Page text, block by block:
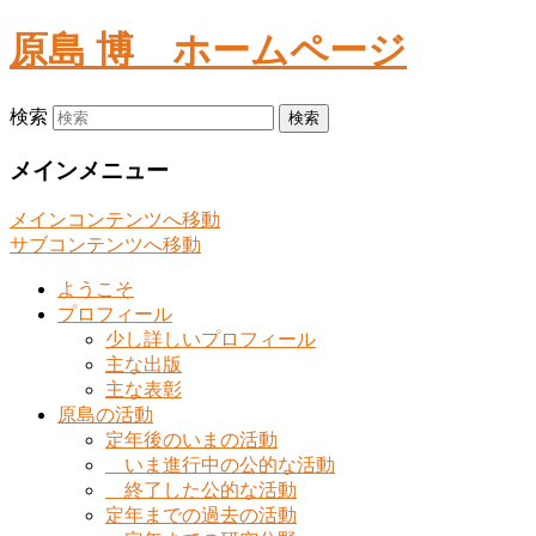
原島 博 ホームページ
検索
メインメニュー
メインコンテンツへ移動
サブコンテンツへ移動
ようこそ
プロフィール
少し詳しいプロフィール
主な出版
主な表彰
原島の活動
定年後のいまの活動
いま進行中の公的な活動
終了した公的な活動
定年までの過去の活動